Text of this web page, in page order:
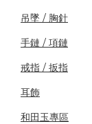
吊墜 / 胸針
手鏈 / 項鏈
戒指 / 扳指
耳飾
和田玉專區